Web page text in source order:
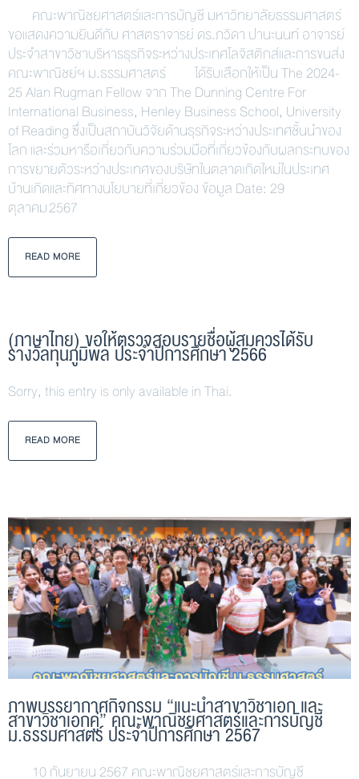
คณะพาณิชยศาสตร์และการบัญชี มหาวิทยาลัยธรรมศาสตร์
ขอแสดงความยินดีกับ ศาสตราจารย์ ดร.ภวิดา ปานะนนท์ อาจารย์
ประจำสาขาวิชาบริหารธุรกิจระหว่างประเทศโลจิสติกส์และการขนส่ง
คณะพาณิชย์ฯ ม.ธรรมศาสตร์ ได้รับเลือกให้เป็น The 2024-
25 Alan Rugman Fellow จาก The Dunning Centre For
International Business, Henley Business School, University
of Reading ซึ่งเป็นสถาบันวิจัยด้านธุรกิจระหว่างประเทศชั้นนำของ
โลก และร่วมหารือเกี่ยวกับความร่วมมือที่เกี่ยวข้องกับผลกระทบของ
การขยายตัวระหว่างประเทศของบริษัทในตลาดเกิดใหม่ในประเทศ
บ้านเกิดและทิศทางนโยบายที่เกี่ยวข้อง ข้อมูล Date: 29
ตุลาคม 2567
READ MORE
(ภาษาไทย) ขอให้ตรวจสอบรายชื่อผู้สมควรได้รับ
รางวัลทุนภูมิพล ประจำปีการศึกษา 2566
Sorry, this entry is only available in Thai.
READ MORE
ภาพบรรยากาศกิจกรรม “แนะนำสาขาวิชาเอก และ
สาขาวิชาเอกคู่” คณะพาณิชยศาสตร์และการบัญชี
ม.ธรรมศาสตร์ ประจำปีการศึกษา 2567
10 กันยายน 2567 คณะพาณิชยศาสตร์และการบัญชี